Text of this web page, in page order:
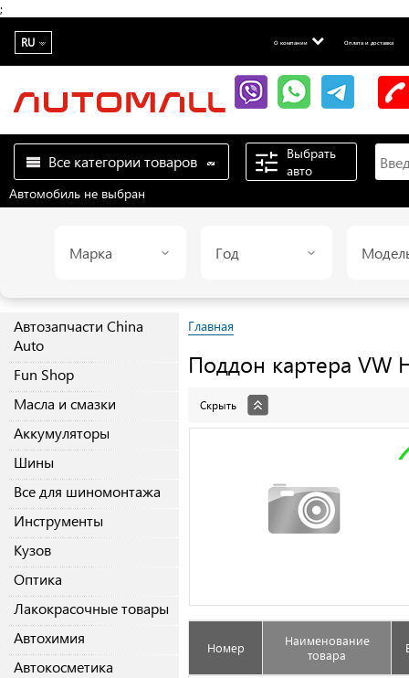
;
RU О компании Оплата и доставка
Все категории товаров
Выбрать
авто
Автомобиль не выбран
Марка Год
Автозапчасти China
Auto
Fun Shop
Масла и смазки
Аккумуляторы
Шины
Все для шиномонтажа
Инструменты
Кузов
Оптика
Лакокрасочные товары
Автохимия
Автокосметика
Главная
Поддон картера VW
Скрыть
Номер
Наименование
товара